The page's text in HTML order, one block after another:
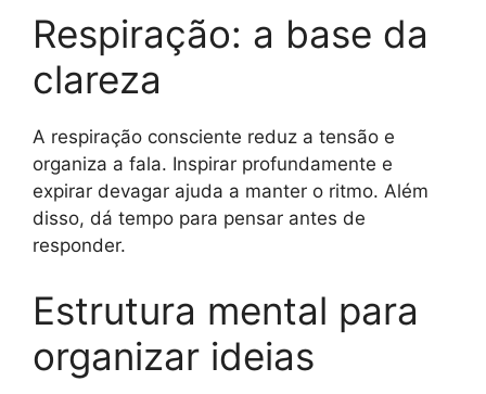
Respiração: a base da
clareza
A respiração consciente reduz a tensão e
organiza a fala. Inspirar profundamente e
expirar devagar ajuda a manter o ritmo. Além
disso, dá tempo para pensar antes de
responder.
Estrutura mental para
organizar ideias